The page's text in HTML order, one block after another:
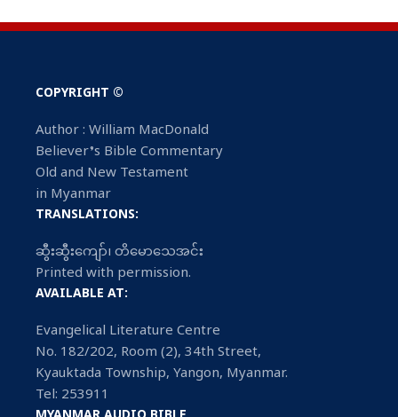
COPYRIGHT ©
Author : William MacDonald
Believer’s Bible Commentary
Old and New Testament
in Myanmar
TRANSLATIONS:
ဆွီးဆွီးကျော်၊ တိမောသေအင်း
Printed with permission.
AVAILABLE AT:
Evangelical Literature Centre
No. 182/202, Room (2), 34th Street,
Kyauktada Township, Yangon, Myanmar.
Tel: 253911